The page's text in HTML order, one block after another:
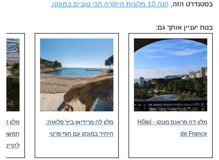
בסטנדרט הזה, הנה 10 מלונות היוקרה הכי טובים במונקו
בטח יעניין אותך גם:
מלון דה פראנס מונקו - Hôtel
de France
מלון לה מרידיאן ביץ' פלאזה:
היחיד במונקו עם חוף פרטי
מלון
להרים